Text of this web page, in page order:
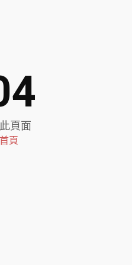
頁面
頁